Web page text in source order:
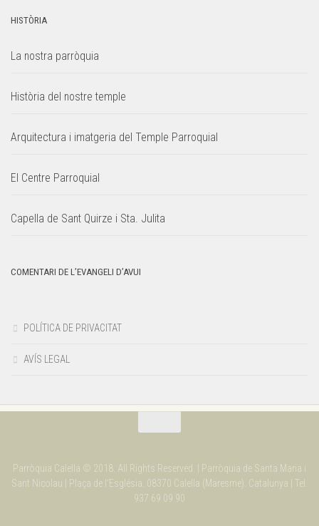
HISTÒRIA
La nostra parròquia
Història del nostre temple
Arquitectura i imatgeria del Temple Parroquial
El Centre Parroquial
Capella de Sant Quirze i Sta. Julita
COMENTARI DE L’EVANGELI D’AVUI
POLÍTICA DE PRIVACITAT
AVÍS LEGAL
Parròquia Calella © 2018. All Rights Reserved. | Parròquia de Santa Maria i
Sant Nicolau | Plaça de l'Església. 08370 Calella (Maresme). Catalunya | Tel.
937 69 09 90